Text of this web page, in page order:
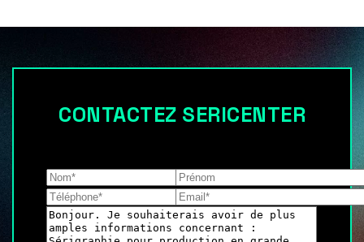
CONTACTEZ SERICENTER